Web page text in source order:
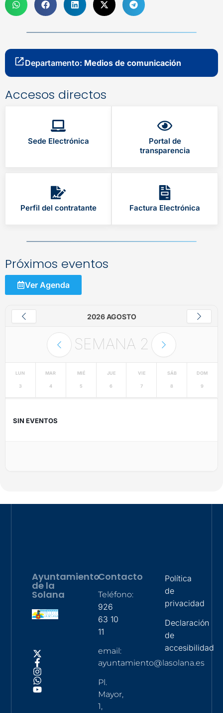
Departamento: Medios de comunicación
Accesos directos
Sede Electrónica
Portal de
transparencia
Perfil del contratante Factura Electrónica
Próximos eventos
Ver Agenda
2026 AGOSTO
SEMANA 2
LUN
3
MAR
4
MIÉ
5
JUE
6
VIE
7
SÁB
8
DOM
9
SIN EVENTOS
Ayuntamiento
de la
Solana
Contacto
Teléfono:
926
63 10
11
email:
ayuntamiento@lasolana.es
Pl.
Mayor,
1,
Política
de
privacidad
Declaración
de
accesibilidad